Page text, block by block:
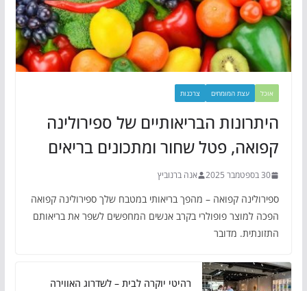
אוכל עצת המומחים צרכנות
היתרונות הבריאותיים של ספירולינה
קפואה, פטל שחור ומתכונים בריאים
30 בספטמבר 2025 אנה ברנוביץ
ספירולינה קפואה – מהפך בריאותי במטבח שלך ספירולינה קפואה
הפכה למוצר פופולרי בקרב אנשים המחפשים לשפר את בריאותם
התזונתית. מדובר
רהיטי יוקרה לבית – לשדרוג האווירה